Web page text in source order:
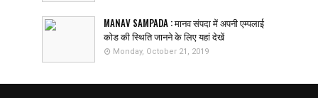
MANAV SAMPADA : मानव संपदा में अपनी एम्पलाई
कोड की स्थिति जानने के लिए यहां देखें
Monday, October 21, 2019